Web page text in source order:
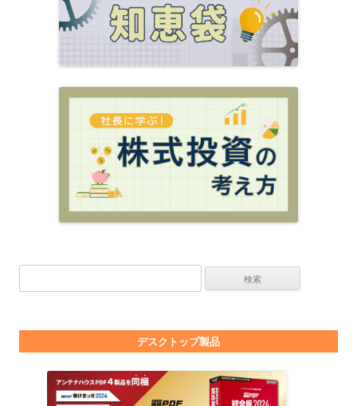
デスクトップ製品